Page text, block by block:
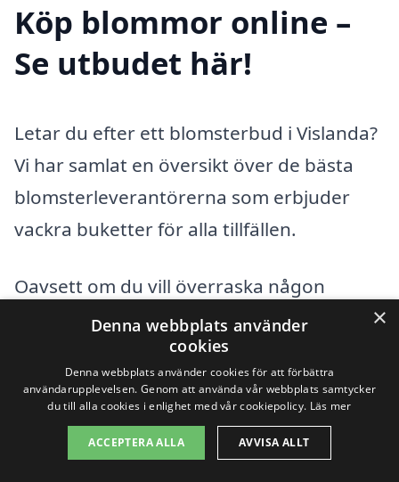
Köp blommor online –
Se utbudet här!
Letar du efter ett blomsterbud i Vislanda?
Vi har samlat en översikt över de bästa
blomsterleverantörerna som erbjuder
vackra buketter för alla tillfällen.
Oavsett om du vill överraska någon
speciell eller bara förgylla din egen
tillvaro, hittar du fantastiska blommor
som kan levereras direkt till dörren.
Utforska vårt sortiment av florister och
hitta den perfekta blomsterleveransen
×
Denna webbplats använder
cookies
Denna webbplats använder cookies för att förbättra
användarupplevelsen. Genom att använda vår webbplats samtycker
du till alla cookies i enlighet med vår cookiepolicy. Läs mer
ACCEPTERA ALLA AVVISA ALLT